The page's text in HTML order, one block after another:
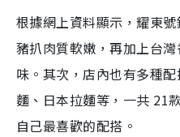
根據網上資料顯示，耀東
豬扒肉質軟嫩，再加上台
味。其次，店內也有多種
麵、日本拉麵等，一共 21
自己最喜歡的配搭。